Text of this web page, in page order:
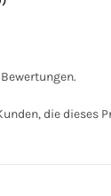
die dieses